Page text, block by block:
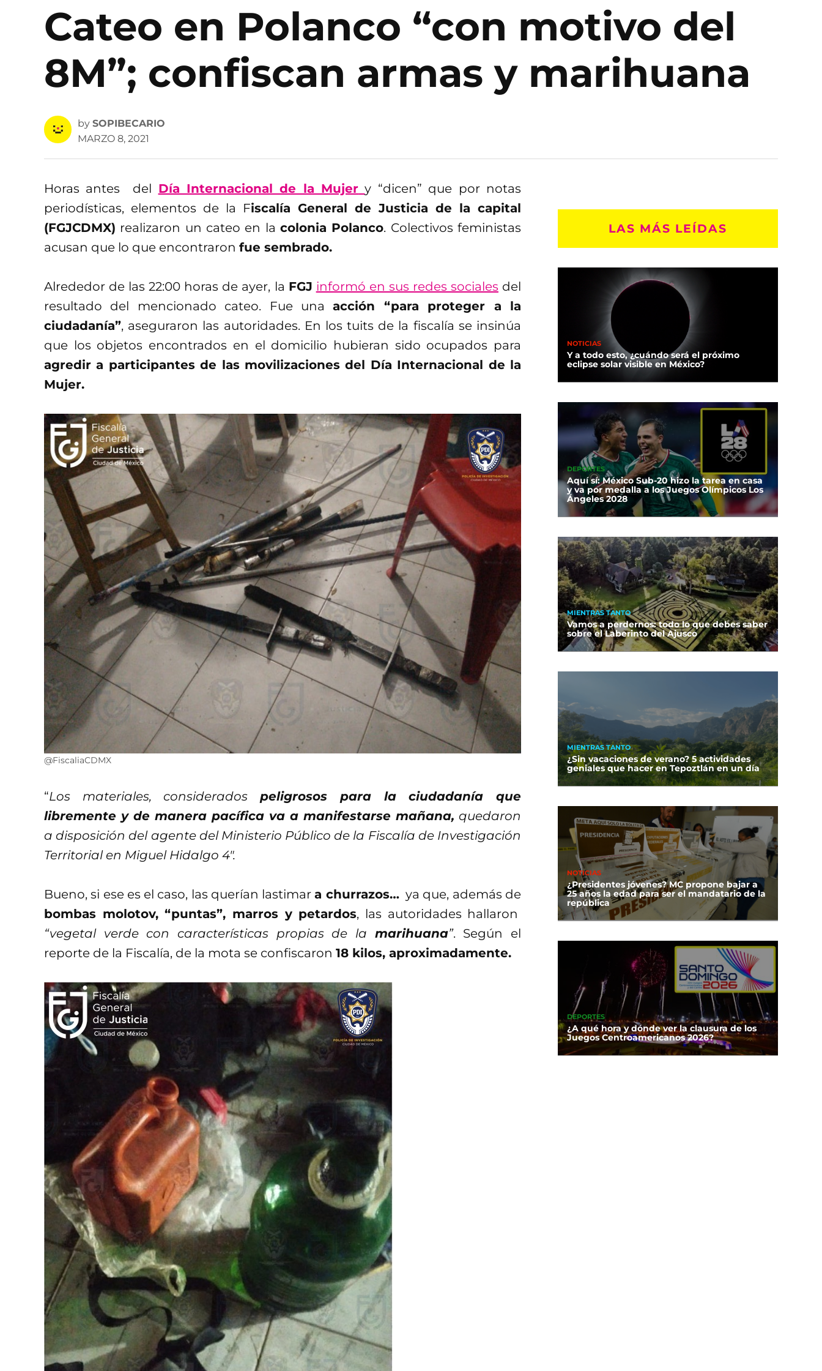
Cateo en Polanco “con motivo del
8M”; confiscan armas y marihuana
by SOPIBECARIO
MARZO 8, 2021
Horas antes del Día Internacional de la Mujer y “dicen” que por notas
periodísticas, elementos de la Fiscalía General de Justicia de la capital
(FGJCDMX) realizaron un cateo en la colonia Polanco. Colectivos feministas
acusan que lo que encontraron fue sembrado.
Alrededor de las 22:00 horas de ayer, la FGJ informó en sus redes sociales del
resultado del mencionado cateo. Fue unaacción “para proteger a la
ciudadanía”, aseguraron las autoridades. En los tuits de la fiscalía se insinúa
que los objetos encontrados en el domicilio hubieran sido ocupados para
agredir a participantes de las movilizaciones del Día Internacional de la
Mujer.
@FiscaliaCDMX
“Los materiales, consideradospeligrosos para la ciudadanía que
libremente y de manera pacífica va a manifestarse mañana, quedaron
a disposición del agente del Ministerio Público de la Fiscalía de Investigación
Territorial en Miguel Hidalgo 4″.
Bueno, si ese es el caso, las querían lastimara churrazos…ya que, además de
bombas molotov, “puntas”, marros y petardos, las autoridades hallaron
“vegetal verde con características propias de la marihuana”. Según el
reporte de la Fiscalía, de la mota se confiscaron 18 kilos, aproximadamente.
LAS MÁS LEÍDAS
NOTICIAS
Y a todo esto, ¿cuándo será el próximo
eclipse solar visible en México?
DEPORTES
Aquí sí: México Sub-20 hizo la tarea en casa
y va por medalla a los Juegos Olímpicos Los
Ángeles 2028
MIENTRAS TANTO
Vamos a perdernos: todo lo que debes saber
sobre el Laberinto del Ajusco
MIENTRAS TANTO
¿Sin vacaciones de verano? 5 actividades
geniales que hacer en Tepoztlán en un día
NOTICIAS
¿Presidentes jóvenes? MC propone bajar a
25 años la edad para ser el mandatario de la
república
DEPORTES
¿A qué hora y dónde ver la clausura de los
Juegos Centroamericanos 2026?